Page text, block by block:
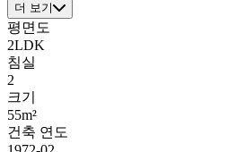
더 보기
평면도
2LDK
침실
2
크기
55m²
건축 연도